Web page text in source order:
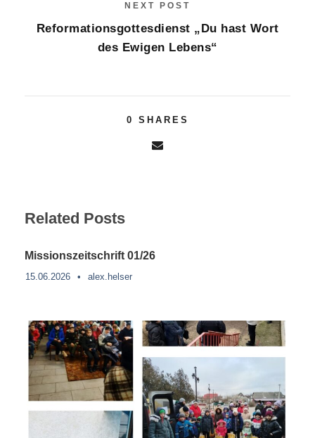
NEXT POST
Reformationsgottesdienst „Du hast Wort
des Ewigen Lebens“
0 SHARES
Related Posts
Missionszeitschrift 01/26
15.06.2026 • alex.helser